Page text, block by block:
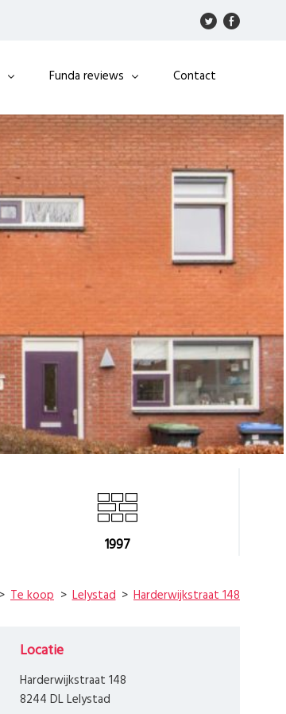
Funda reviews Contact
1997
Te koop Lelystad Harderwijkstraat 148
Locatie
Harderwijkstraat 148
8244 DL Lelystad